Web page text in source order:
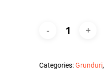
Categories:Grunduri,